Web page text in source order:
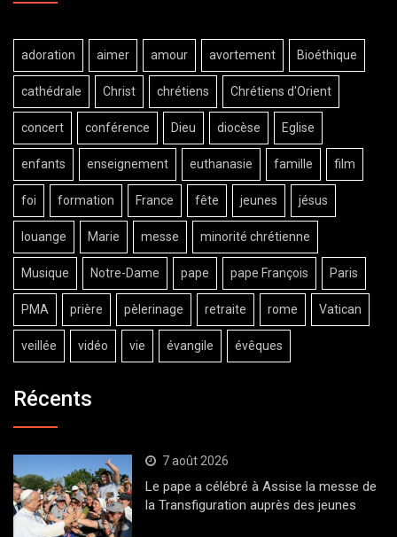
adoration aimer amour avortement Bioéthique
cathédrale Christ chrétiens Chrétiens d'Orient
concert conférence Dieu diocèse Eglise
enfants enseignement euthanasie famille film
foi formation France fête jeunes jésus
louange Marie messe minorité chrétienne
Musique Notre-Dame pape pape François Paris
PMA prière pèlerinage retraite rome Vatican
veillée vidéo vie évangile évêques
Récents
7 août 2026
Le pape a célébré à Assise la messe de
la Transfiguration auprès des jeunes